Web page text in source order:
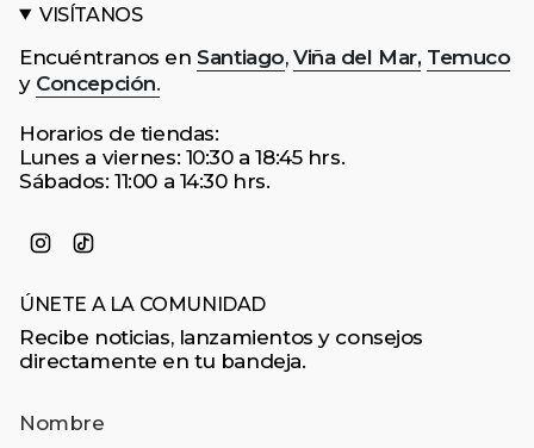
VISÍTANOS
Encuéntranos en Santiago, Viña del Mar, Temuco
y Concepción.
Horarios de tiendas:
Lunes a viernes: 10:30 a 18:45 hrs.
Sábados: 11:00 a 14:30 hrs.
Instagram
ÚNETE A LA COMUNIDAD
Recibe noticias, lanzamientos y consejos
directamente en tu bandeja.